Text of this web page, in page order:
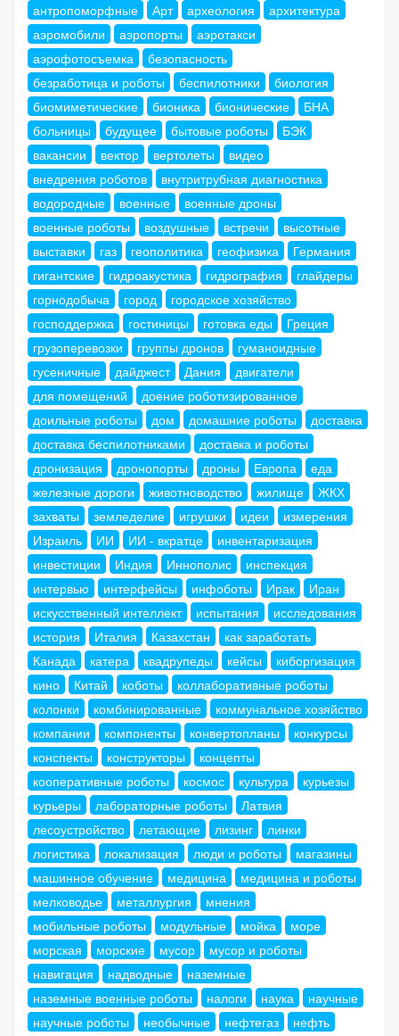
антропоморфные
Арт археология
архитектура
аэромобили
аэропорты
аэротакси
аэрофотосъемка
безопасность
безработица и роботы
беспилотники
биология
биомиметические
бионика бионические
БНА
больницы
будущее бытовые роботы
БЭК
вакансии
вектор вертолеты
видео
внедрения роботов
внутритрубная диагностика
водородные
военные
военные дроны
военные роботы
воздушные встречи
высотные
выставки
газ геополитика геофизика
Германия
гигантские
гидроакустика гидрография
глайдеры
горнодобыча
город
городское хозяйство
господдержка
гостиницы готовка еды
Греция
грузоперевозки
группы дронов
гуманоидные
гусеничные
дайджест Дания
двигатели
для помещений
доение роботизированное
доильные роботы
дом домашние роботы
доставка
доставка беспилотниками
доставка и роботы
дронизация
дронопорты дроны Европа
еда
железные дороги
животноводство жилище
ЖКХ
захваты
земледелие игрушки идеи
измерения
Израиль
ИИ ИИ - вкратце
инвентаризация
инвестиции
Индия Иннополис
инспекция
интервью
интерфейсы инфоботы Ирак
Иран
искусственный интеллект
испытания
исследования
история
Италия Казахстан
как заработать
Канада
катера квадрупеды кейсы
киборгизация
кино
Китай коботы
коллаборативные роботы
колонки
комбинированные
коммунальное хозяйство
компании
компоненты конвертопланы
конкурсы
конспекты
конструкторы
концепты
кооперативные роботы
космос культура
курьезы
курьеры
лабораторные роботы
Латвия
лесоустройство
летающие лизинг
линки
логистика
локализация люди и роботы
магазины
машинное обучение
медицина
медицина и роботы
мелководье
металлургия
мнения
мобильные роботы
модульные мойка
море
морская
морские мусор
мусор и роботы
навигация
надводные
наземные
наземные военные роботы
налоги наука
научные
научные роботы
необычные нефтегаз
нефть